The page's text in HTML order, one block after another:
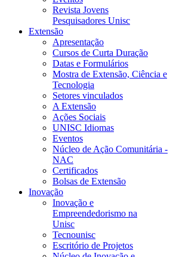
Revista Jovens
Pesquisadores Unisc
Extensão
Apresentação
Cursos de Curta Duração
Datas e Formulários
Mostra de Extensão, Ciência e
Tecnologia
Setores vinculados
A Extensão
Ações Sociais
UNISC Idiomas
Eventos
Núcleo de Ação Comunitária -
NAC
Certificados
Bolsas de Extensão
Inovação
Inovação e
Empreendedorismo na
Unisc
Tecnounisc
Escritório de Projetos